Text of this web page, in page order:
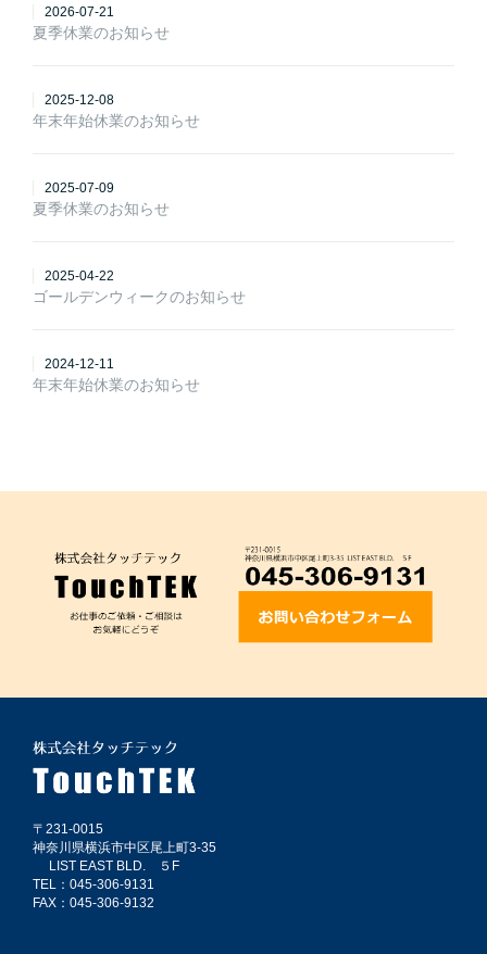
2026-07-21
夏季休業のお知らせ
2025-12-08
年末年始休業のお知らせ
2025-07-09
夏季休業のお知らせ
2025-04-22
ゴールデンウィークのお知らせ
2024-12-11
年末年始休業のお知らせ
〒231-0015
神奈川県横浜市中区尾上町3-35
LIST EAST BLD. ５F
TEL：045-306-9131
FAX：045-306-9132